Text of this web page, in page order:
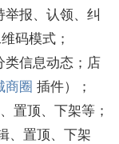
报、认领、纠
码模式；
信息动态；店
商圈 插件）；
置顶、下架等；
、置顶、下架